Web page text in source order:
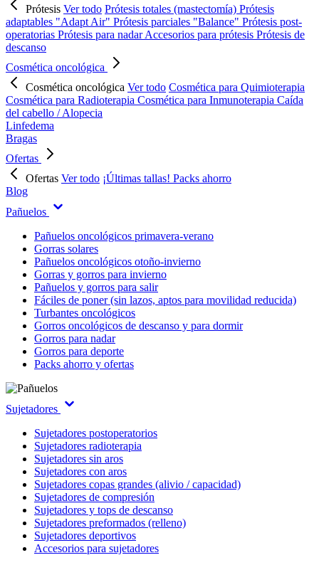
Prótesis Ver todo Prótesis totales (mastectomía) Prótesis
adaptables "Adapt Air" Prótesis parciales "Balance" Prótesis post-
operatorias Prótesis para nadarAccesorios para prótesis Prótesis de
descanso
Cosmética oncológica
Cosmética oncológica Ver todo Cosmética para Quimioterapia
Cosmética para Radioterapia Cosmética para Inmunoterapia Caída
del cabello / Alopecia
Linfedema
Bragas
Ofertas
Ofertas Ver todo ¡Últimas tallas! Packs ahorro
Blog
Pañuelos
Pañuelos oncológicos primavera-verano
Gorras solares
Pañuelos oncológicos otoño-invierno
Gorras y gorros para invierno
Pañuelos y gorros para salir
Fáciles de poner (sin lazos, aptos para movilidad reducida)
Turbantes oncológicos
Gorros oncológicos de descanso y para dormir
Gorros para nadar
Gorros para deporte
Packs ahorro y ofertas
Sujetadores
Sujetadores postoperatorios
Sujetadores radioterapia
Sujetadores sin aros
Sujetadores con aros
Sujetadores copas grandes (alivio / capacidad)
Sujetadores de compresión
Sujetadores y tops de descanso
Sujetadores preformados (relleno)
Sujetadores deportivos
Accesorios para sujetadores